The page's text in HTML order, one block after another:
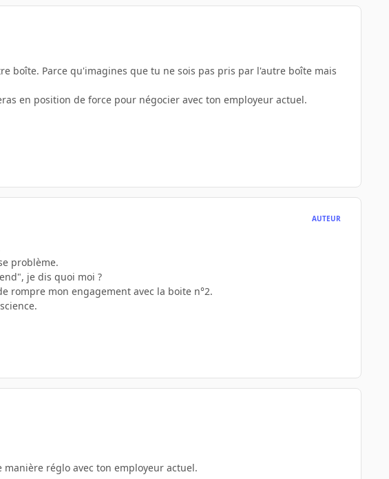
boîte. Parce qu'imagines que tu ne sois pas pris par l'autre boîte mais
en position de force pour négocier avec ton employeur actuel.
AUTEUR
problème.
je dis quoi moi ?
rompre mon engagement avec la boite n°2.
réglo avec ton employeur actuel.